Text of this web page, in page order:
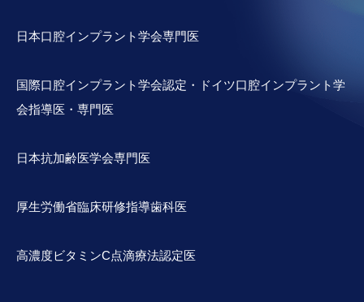
日本口腔インプラント学会専門医
国際口腔インプラント学会認定・ドイツ口腔インプラント学
会指導医・専門医
日本抗加齢医学会専門医
厚生労働省臨床研修指導歯科医
高濃度ビタミンC点滴療法認定医